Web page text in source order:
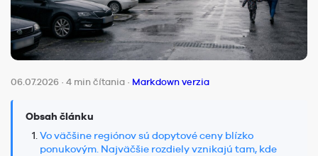
06.07.2026 · 4 min čítania · Markdown verzia
Obsah článku
Vo väčšine regiónov sú dopytové ceny blízko
ponukovým. Najväčšie rozdiely vznikajú tam, kde